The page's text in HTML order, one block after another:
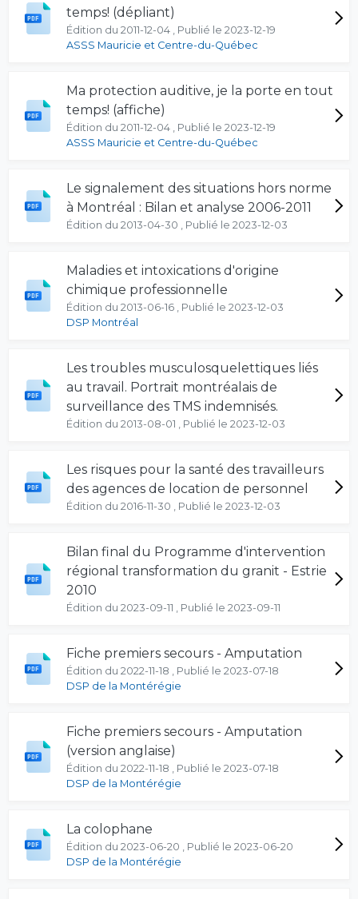
temps! (dépliant)
Édition du 2011-12-04 , Publié le 2023-12-19
ASSS Mauricie et Centre-du-Québec
Ma protection auditive, je la porte en tout
temps! (affiche)
Édition du 2011-12-04 , Publié le 2023-12-19
ASSS Mauricie et Centre-du-Québec
Le signalement des situations hors norme
à Montréal : Bilan et analyse 2006-2011
Édition du 2013-04-30 , Publié le 2023-12-03
Maladies et intoxications d'origine
chimique professionnelle
Édition du 2013-06-16 , Publié le 2023-12-03
DSP Montréal
Les troubles musculosquelettiques liés
au travail. Portrait montréalais de
surveillance des TMS indemnisés.
Édition du 2013-08-01 , Publié le 2023-12-03
Les risques pour la santé des travailleurs
des agences de location de personnel
Édition du 2016-11-30 , Publié le 2023-12-03
Bilan final du Programme d'intervention
régional transformation du granit - Estrie
2010
Édition du 2023-09-11 , Publié le 2023-09-11
Fiche premiers secours - Amputation
Édition du 2022-11-18 , Publié le 2023-07-18
DSP de la Montérégie
Fiche premiers secours - Amputation
(version anglaise)
Édition du 2022-11-18 , Publié le 2023-07-18
DSP de la Montérégie
La colophane
Édition du 2023-06-20 , Publié le 2023-06-20
DSP de la Montérégie